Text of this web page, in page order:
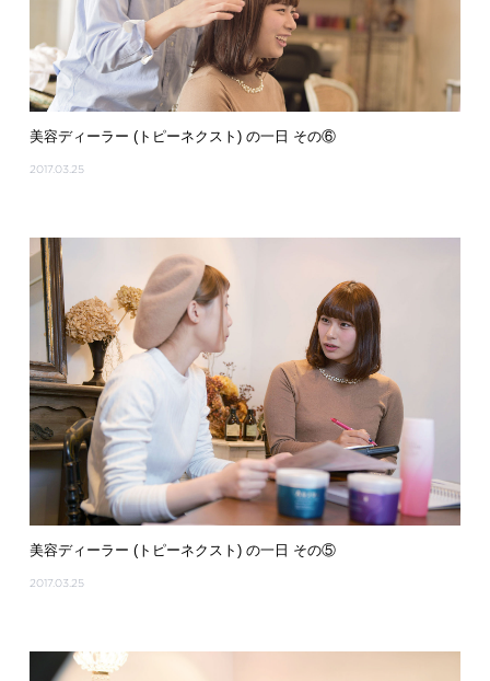
美容ディーラー (トピーネクスト) の一日 その⑥
2017.03.25
美容ディーラー (トピーネクスト) の一日 その⑤
2017.03.25